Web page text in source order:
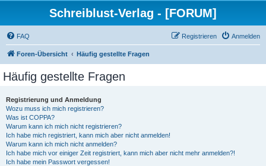
Schreiblust-Verlag - [FORUM]
FAQ Anmelden
Registrieren
Foren-Übersicht Häufig gestellte Fragen
Häufig gestellte Fragen
Registrierung und Anmeldung
Wozu muss ich mich registrieren?
Was ist COPPA?
Warum kann ich mich nicht registrieren?
Ich habe mich registriert, kann mich aber nicht anmelden!
Warum kann ich mich nicht anmelden?
Ich habe mich vor einiger Zeit registriert, kann mich aber nicht mehr anmelden?!
Ich habe mein Passwort vergessen!